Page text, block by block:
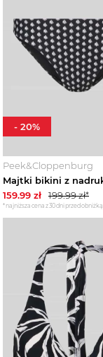
Peek&Cloppenburg
159.99 zł 199.99zł*
*najniższa cena z 30 dni przed obniżką
- 20%